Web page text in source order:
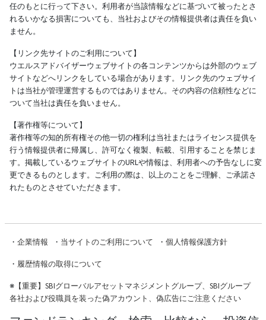
任のもとに行って下さい。利用者が当該情報などに基づいて被ったとさ
れるいかなる損害についても、当社およびその情報提供者は責任を負い
ません。
【リンク先サイトのご利用について】
ウエルスアドバイザーウェブサイトの各コンテンツからは外部のウェブ
サイトなどへリンクをしている場合があります。リンク先のウェブサイ
トは当社が管理運営するものではありません。その内容の信頼性などに
ついて当社は責任を負いません。
【著作権等について】
著作権等の知的所有権その他一切の権利は当社またはライセンス提供を
行う情報提供者に帰属し、許可なく複製、転載、引用することを禁じま
す。掲載しているウェブサイトのURLや情報は、利用者への予告なしに変
更できるものとします。ご利用の際は、以上のことをご理解、ご承諾さ
れたものとさせていただきます。
・ 企業情報 ・ 当サイトのご利用について ・ 個人情報保護方針
・ 履歴情報の取得について
※【重要】SBIグローバルアセットマネジメントグループ、SBIグループ
各社および役職員を装った偽アカウント、偽広告にご注意ください